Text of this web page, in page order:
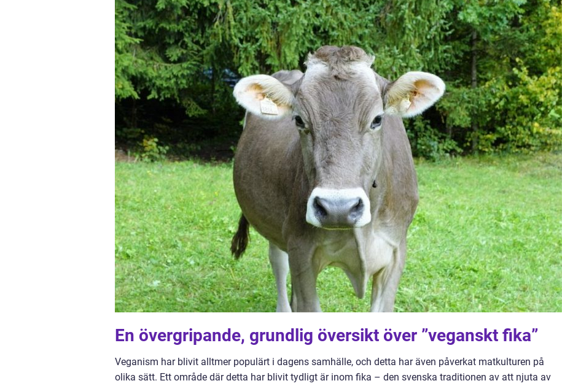
En övergripande, grundlig översikt över ”veganskt fika”
Veganism har blivit alltmer populärt i dagens samhälle, och detta har även påverkat matkulturen på
olika sätt. Ett område där detta har blivit tydligt är inom fika – den svenska traditionen av att njuta av